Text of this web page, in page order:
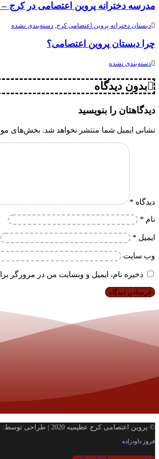
مدرسه دخترانه پروین اعتصامی در کرج
دبستان دخترانه پروین اعتصامی کرج دسته‌بندی نشده
چرا دبستان پروین اعتصامی؟
دسته‌بندی نشده
بدون دیدگاه
دیدگاهتان را بنویسید
نشانی ایمیل شما منتشر نخواهد شد. بخش‌های
دیدگاه *
نام *
ایمیل *
وب‌ سایت
ذخیره نام، ایمیل و وبسایت من در مرورگر
© پروین اعتصامی کرج عظیمیه 2020 | طراحی توسط:
فروز داودزاده